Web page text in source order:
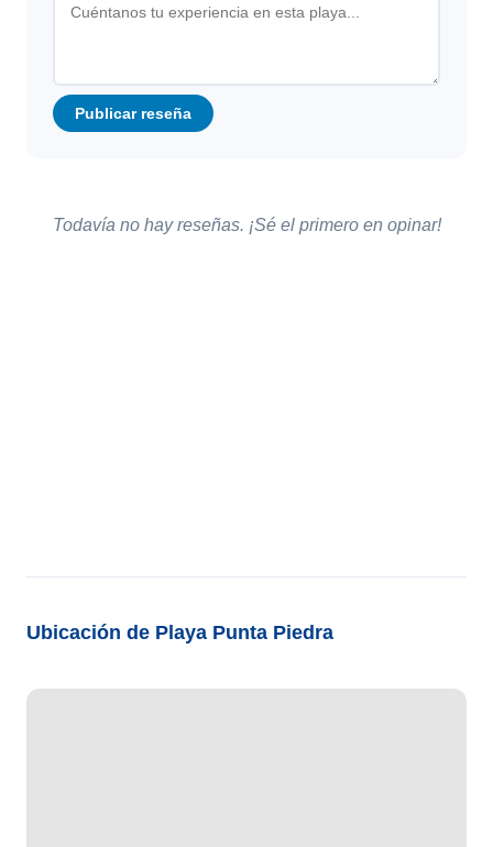
Publicar reseña
Todavía no hay reseñas. ¡Sé el primero en opinar!
Ubicación de Playa Punta Piedra